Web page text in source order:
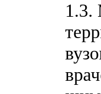
1.3.